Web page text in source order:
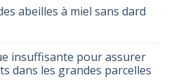
abeilles à miel sans dard
insuffisante pour assurer
dans les grandes parcelles